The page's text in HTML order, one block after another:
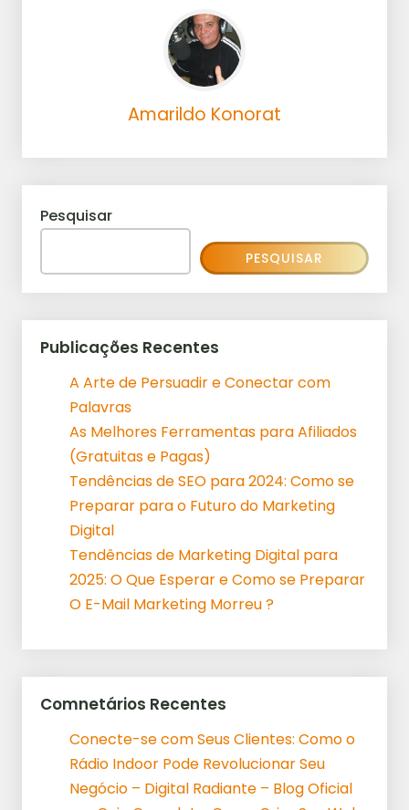
Amarildo Konorat
Pesquisar
PESQUISAR
Publicações Recentes
A Arte de Persuadir e Conectar com
Palavras
As Melhores Ferramentas para Afiliados
(Gratuitas e Pagas)
Tendências de SEO para 2024: Como se
Preparar para o Futuro do Marketing
Digital
Tendências de Marketing Digital para
2025: O Que Esperar e Como se Preparar
O E-Mail Marketing Morreu ?
Comnetários Recentes
Conecte-se com Seus Clientes: Como o
Rádio Indoor Pode Revolucionar Seu
Negócio – Digital Radiante – Blog Oficial